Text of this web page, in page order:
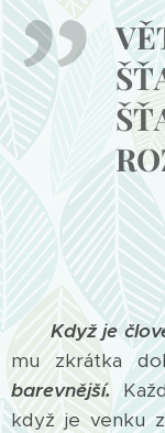
Když je
mu zkrátka
barevnější.
když je venku